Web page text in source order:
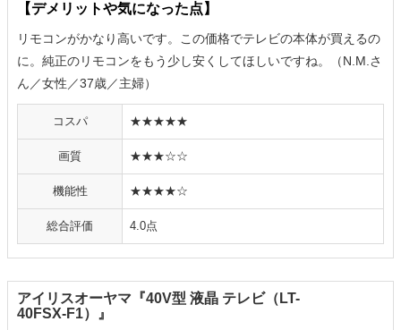
【デメリットや気になった点】
リモコンがかなり高いです。この価格でテレビの本体が買えるの
に。純正のリモコンをもう少し安くしてほしいですね。（N.M.さ
ん／女性／37歳／主婦）
コスパ ★★★★★
画質 ★★★☆☆
機能性 ★★★★☆
総合評価 4.0点
アイリスオーヤマ『40V型 液晶 テレビ（LT-
40FSX-F1）』